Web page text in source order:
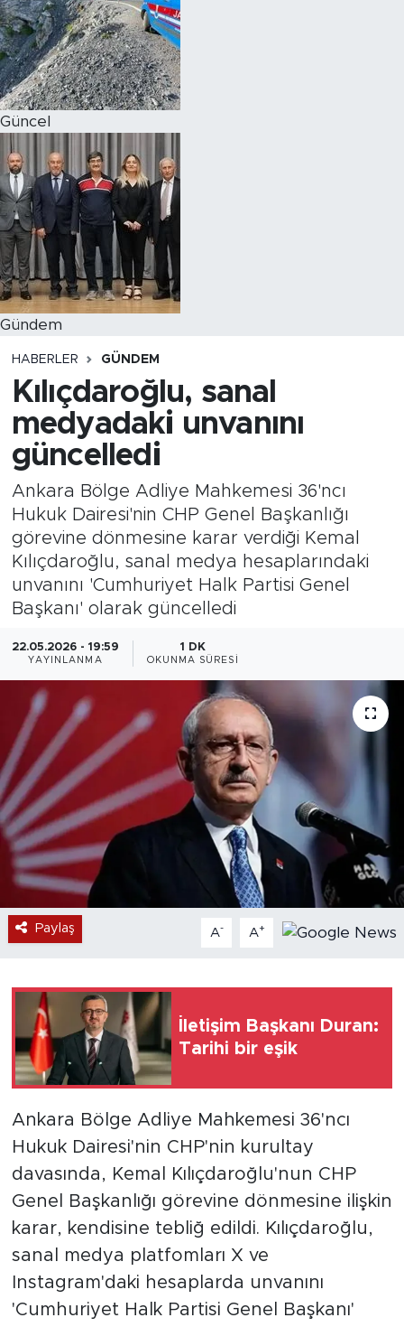
Güncel
Gündem
HABERLER GÜNDEM
Kılıçdaroğlu, sanal
medyadaki unvanını
güncelledi
Ankara Bölge Adliye Mahkemesi 36'ncı
Hukuk Dairesi'nin CHP Genel Başkanlığı
görevine dönmesine karar verdiği Kemal
Kılıçdaroğlu, sanal medya hesaplarındaki
unvanını 'Cumhuriyet Halk Partisi Genel
Başkanı' olarak güncelledi
22.05.2026 - 19:59
YAYINLANMA
1 DK
OKUNMA SÜRESI
Paylaş A- A+
İletişim Başkanı Duran:
Tarihi bir eşik
Ankara Bölge Adliye Mahkemesi 36'ncı
Hukuk Dairesi'nin CHP'nin kurultay
davasında, Kemal Kılıçdaroğlu'nun CHP
Genel Başkanlığı görevine dönmesine ilişkin
karar, kendisine tebliğ edildi. Kılıçdaroğlu,
sanal medya platfomları X ve
Instagram'daki hesaplarda unvanını
'Cumhuriyet Halk Partisi Genel Başkanı'
Magazin
Özel Haber
Politika
Resmi İlanlar
Sağlık
Spor
Turizm